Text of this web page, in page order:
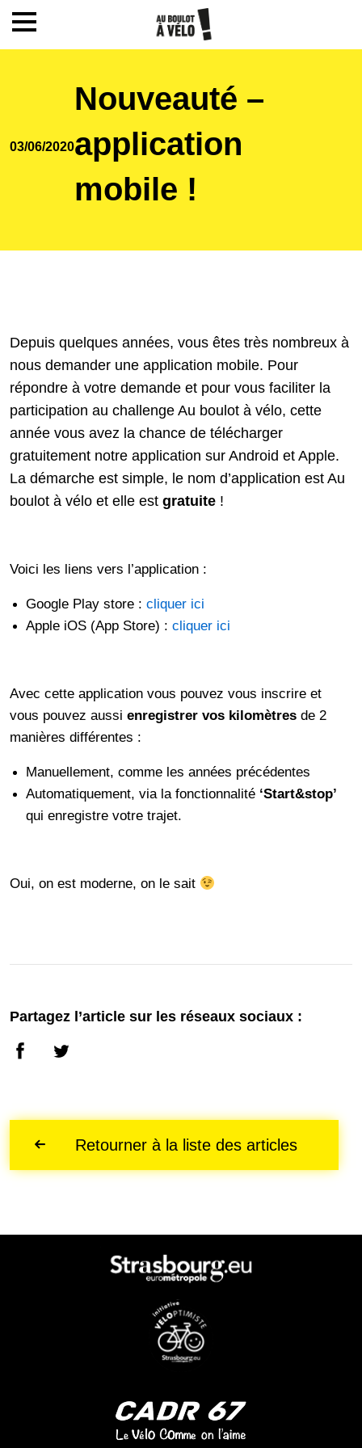
Accueil
Actualités
Galerie photos
Résultats
03/06/2020
Nouveauté –
application
mobile !
Depuis quelques années, vous êtes très nombreux à
nous demander une application mobile. Pour
répondre à votre demande et pour vous faciliter la
participation au challenge Au boulot à vélo, cette
année vous avez la chance de télécharger
gratuitement notre application sur Android et Apple.
La démarche est simple, le nom d’application est Au
boulot à vélo et elle est gratuite !
Voici les liens vers l’application :
Google Play store : cliquer ici
Apple iOS (App Store) : cliquer ici
Avec cette application vous pouvez vous inscrire et
vous pouvez aussi enregistrer vos kilomètres de 2
manières différentes :
Manuellement, comme les années précédentes
Automatiquement, via la fonctionnalité ‘Start&stop’
qui enregistre votre trajet.
Oui, on est moderne, on le sait
Partagez l’article sur les réseaux sociaux :
Retourner à la liste des articles